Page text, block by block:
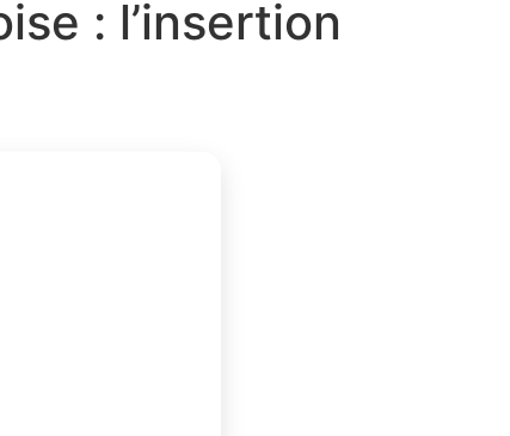
: l’insertion